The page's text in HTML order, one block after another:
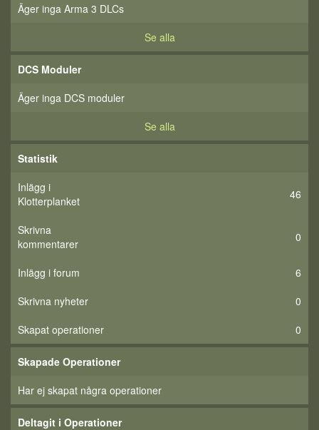
Äger inga Arma 3 DLCs
Se alla
DCS Moduler
Äger inga DCS moduler
Se alla
Statistik
Inlägg i
Klotterplanket
46
Skrivna
kommentarer
0
Inlägg i forum
6
Skrivna nyheter
0
Skapat operationer
0
Skapade Operationer
Har ej skapat några operationer
Deltagit i Operationer